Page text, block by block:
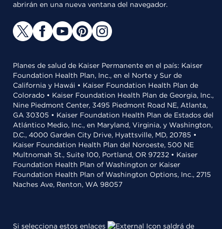
abrirán en una nueva ventana del navegador.
Planes de salud de Kaiser Permanente en el país: Kaiser
Foundation Health Plan, Inc., en el Norte y Sur de
California y Hawái • Kaiser Foundation Health Plan de
Colorado • Kaiser Foundation Health Plan de Georgia, Inc.,
Nine Piedmont Center, 3495 Piedmont Road NE, Atlanta,
GA 30305 • Kaiser Foundation Health Plan de Estados del
Atlántico Medio, Inc., en Maryland, Virginia, y Washington,
D.C., 4000 Garden City Drive, Hyattsville, MD, 20785 •
Kaiser Foundation Health Plan del Noroeste, 500 NE
Multnomah St., Suite 100, Portland, OR 97232 • Kaiser
Foundation Health Plan of Washington or Kaiser
Foundation Health Plan of Washington Options, Inc., 2715
Naches Ave, Renton, WA 98057
Si selecciona estos enlaces saldrá de